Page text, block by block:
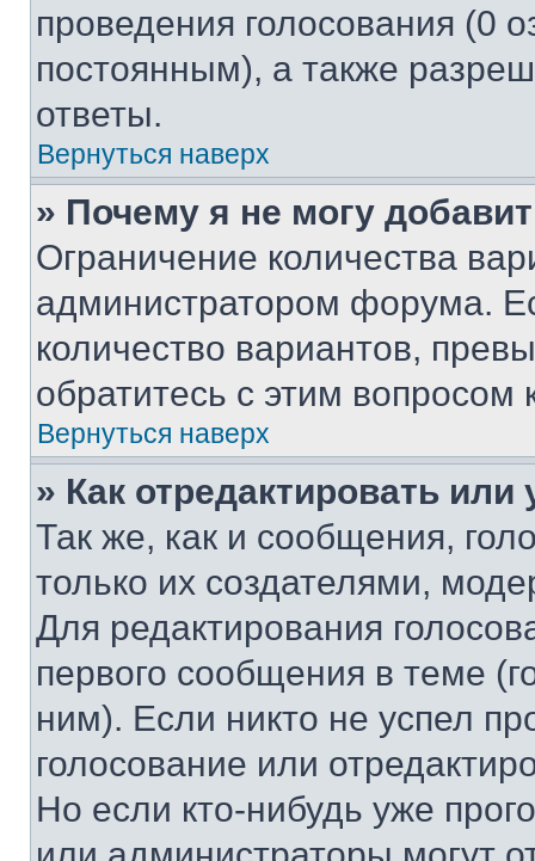
проведения голосования (0
постоянным), а также
ответы.
Вернуться наверх
» Почему я не могу
Ограничение количества
администратором форума.
количество вариантов,
обратитесь с этим вопросом
Вернуться наверх
» Как отредактировать
Так же, как и сообщения,
только их создателями,
Для редактирования
первого сообщения в теме
ним). Если никто не успел
голосование или
Но если кто-нибудь уже